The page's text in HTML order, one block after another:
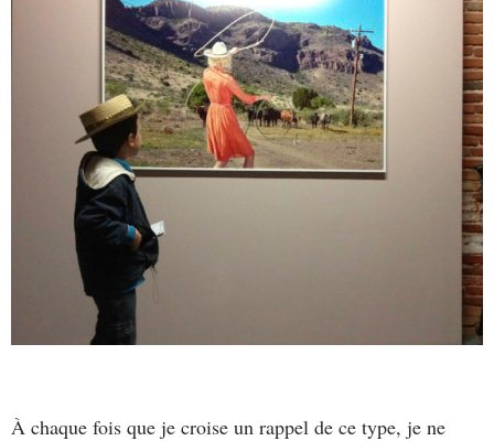
À chaque fois que je croise un rappel de ce type, je ne